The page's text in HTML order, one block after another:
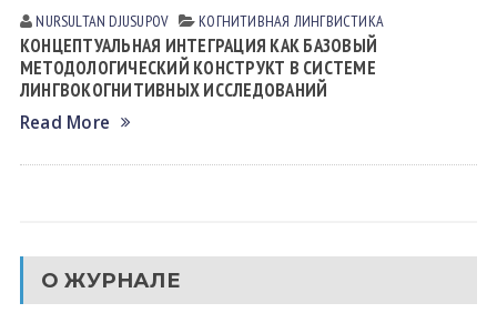
NURSULTAN DJUSUPOV КОГНИТИВНАЯ ЛИНГВИСТИКА
КОНЦЕПТУАЛЬНАЯ ИНТЕГРАЦИЯ КАК БАЗОВЫЙ
МЕТОДОЛОГИЧЕСКИЙ КОНСТРУКТ В СИСТЕМЕ
ЛИНГВОКОГНИТИВНЫХ ИССЛЕДОВАНИЙ
Read More
О ЖУРНАЛЕ